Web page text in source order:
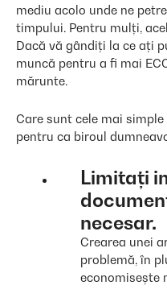
mediu acolo unde ne
timpului. Pentru mulți,
Dacă vă gândiți la ce ați
muncă pentru a fi mai
mărunte.
Care sunt cele mai
pentru ca biroul
Limitați
necesar.
Crearea unei
problemă, în
economisește